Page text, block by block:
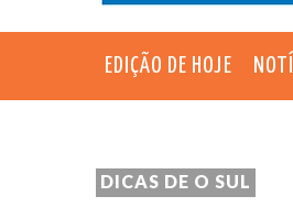
EDIÇÃO DE HOJE
DICAS DE O SUL